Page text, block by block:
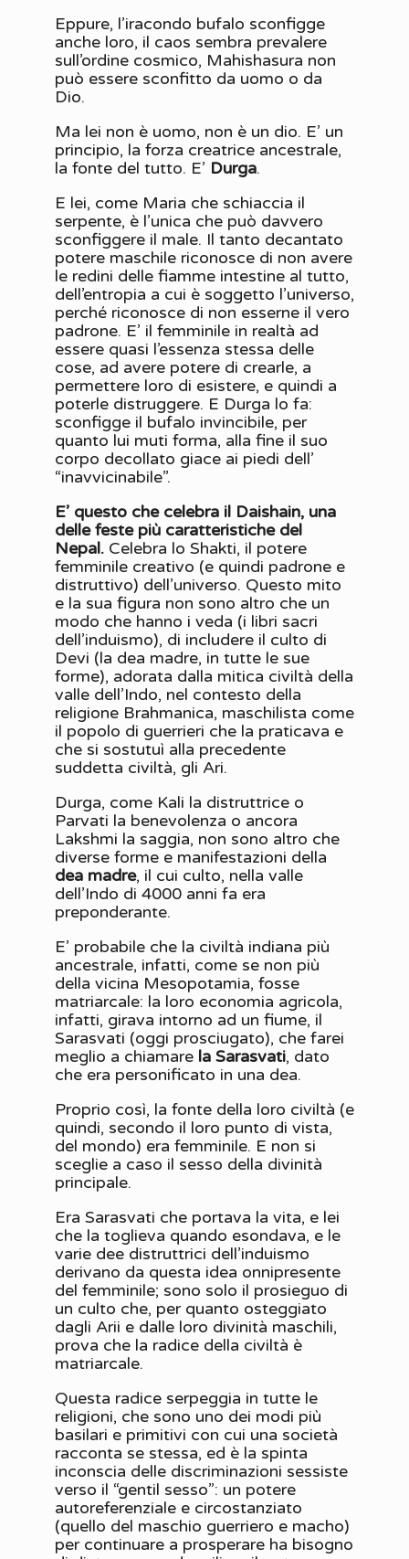
Eppure, l’iracondo bufalo sconfigge
anche loro, il caos sembra prevalere
sull’ordine cosmico, Mahishasura non
può essere sconfitto da uomo o da
Dio.
Ma lei non è uomo, non è un dio. E’ un
principio, la forza creatrice ancestrale,
la fonte del tutto. E’ Durga.
E lei, come Maria che schiaccia il
serpente, è l’unica che può davvero
sconfiggere il male. Il tanto decantato
potere maschile riconosce di non avere
le redini delle fiamme intestine al tutto,
dell’entropia a cui è soggetto l’universo,
perché riconosce di non esserne il vero
padrone. E’ il femminile in realtà ad
essere quasi l’essenza stessa delle
cose, ad avere potere di crearle, a
permettere loro di esistere, e quindi a
poterle distruggere. E Durga lo fa:
sconfigge il bufalo invincibile, per
quanto lui muti forma, alla fine il suo
corpo decollato giace ai piedi dell’
“inavvicinabile”.
E’ questo che celebra il Daishain, una
delle feste più caratteristiche del
Nepal. Celebra lo Shakti, il potere
femminile creativo (e quindi padrone e
distruttivo) dell’universo. Questo mito
e la sua figura non sono altro che un
modo che hanno i veda (i libri sacri
dell’induismo), di includere il culto di
Devi (la dea madre, in tutte le sue
forme), adorata dalla mitica civiltà della
valle dell’Indo, nel contesto della
religione Brahmanica, maschilista come
il popolo di guerrieri che la praticava e
che si sostutuì alla precedente
suddetta civiltà, gli Ari.
Durga, come Kali la distruttrice o
Parvati la benevolenza o ancora
Lakshmi la saggia, non sono altro che
diverse forme e manifestazioni della
dea madre, il cui culto, nella valle
dell’Indo di 4000 anni fa era
preponderante.
E’ probabile che la civiltà indiana più
ancestrale, infatti, come se non più
della vicina Mesopotamia, fosse
matriarcale: la loro economia agricola,
infatti, girava intorno ad un fiume, il
Sarasvati (oggi prosciugato), che farei
meglio a chiamare la Sarasvati, dato
che era personificato in una dea.
Proprio così, la fonte della loro civiltà (e
quindi, secondo il loro punto di vista,
del mondo) era femminile. E non si
sceglie a caso il sesso della divinità
principale.
Era Sarasvati che portava la vita, e lei
che la toglieva quando esondava, e le
varie dee distruttrici dell’induismo
derivano da questa idea onnipresente
del femminile; sono solo il prosieguo di
un culto che, per quanto osteggiato
dagli Arii e dalle loro divinità maschili,
prova che la radice della civiltà è
matriarcale.
Questa radice serpeggia in tutte le
religioni, che sono uno dei modi più
basilari e primitivi con cui una società
racconta se stessa, ed è la spinta
inconscia delle discriminazioni sessiste
verso il “gentil sesso”: un potere
autoreferenziale e circostanziato
(quello del maschio guerriero e macho)
per continuare a prosperare ha bisogno